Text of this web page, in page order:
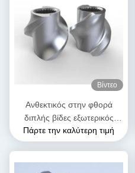
Βίντεο
Ανθεκτικός στην φθορά
διπλής βίδες εξωτερικός
εξοπλισμός SK στοιχεία
βίδας για τη βιομηχανία
Πάρτε την καλύτερη τιμή